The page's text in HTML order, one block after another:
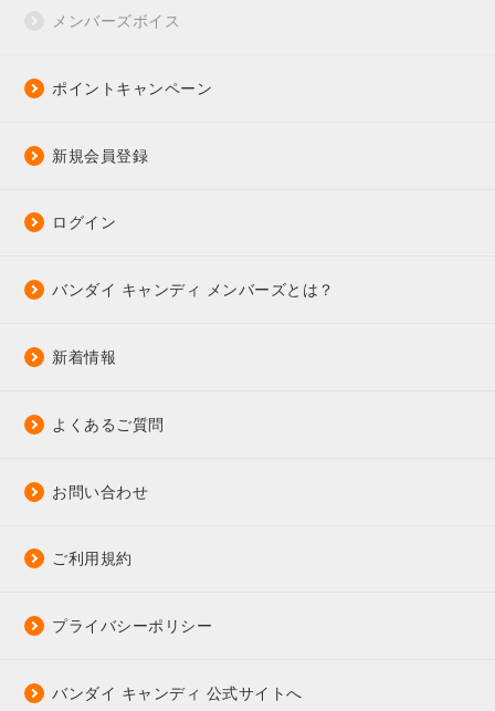
メンバーズボイス
ポイントキャンペーン
新規会員登録
ログイン
バンダイ キャンディ メンバーズとは？
新着情報
よくあるご質問
お問い合わせ
ご利用規約
プライバシーポリシー
バンダイ キャンディ 公式サイトへ